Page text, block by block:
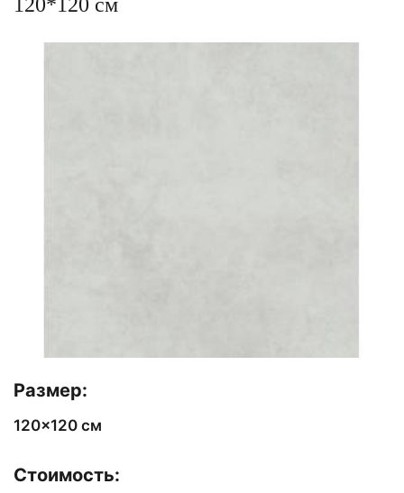
Размер:
120x120 см
Стоимость: